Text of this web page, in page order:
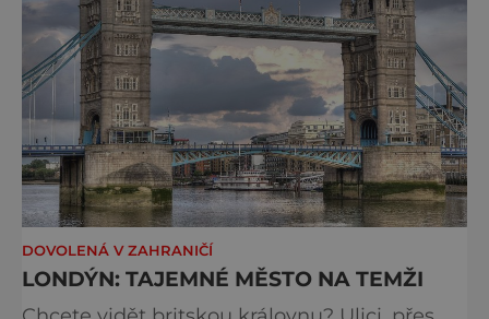
DOVOLENÁ V ZAHRANIČÍ
LONDÝN: TAJEMNÉ MĚSTO NA TEMŽI